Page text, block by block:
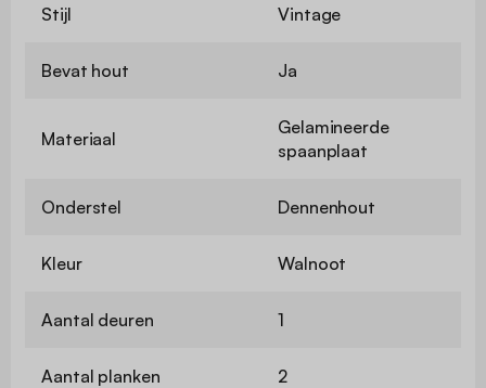
Stijl Vintage
Bevat hout Ja
Materiaal
Gelamineerde
spaanplaat
Onderstel Dennenhout
Kleur Walnoot
Aantal deuren 1
Aantal planken 2